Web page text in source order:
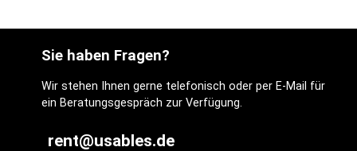
Sie haben Fragen?
Wir stehen Ihnen gerne telefonisch oder per E-Mail für
ein Beratungsgespräch zur Verfügung.
rent@usables.de